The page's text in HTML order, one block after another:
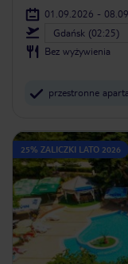
01.09.2026 -
Gdańsk (02:25)
Bez wyżywienia
przestronne
25% ZALICZKI LATO 2026